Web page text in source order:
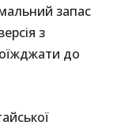
запас
з
до